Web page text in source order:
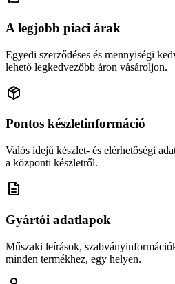
A legjobb piaci árak
Egyedi szerződéses és mennyiségi
lehető legkedvezőbb áron vásároljon.
Pontos készletinformáció
Valós idejű készlet- és elérhetőségi
a központi készletről.
Gyártói adatlapok
Műszaki leírások,
minden termékhez, egy helyen.